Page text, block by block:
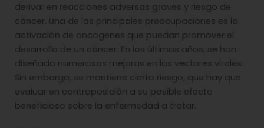
derivar en reacciones adversas graves y riesgo de
cáncer. Una de las principales preocupaciones es la
activación de oncogenes que puedan promover el
desarrollo de un cáncer. En los últimos años, se han
diseñado numerosas mejoras en los vectores virales.
Sin embargo, se mantiene cierto riesgo, que hay que
evaluar en contraposición a su posible efecto
beneficioso sobre la enfermedad a tratar.